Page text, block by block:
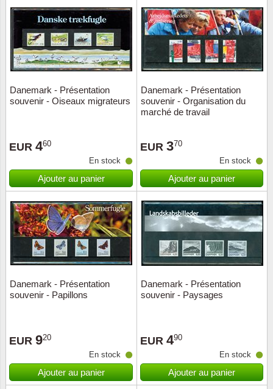
Danemark - Présentation
souvenir - Oiseaux migrateurs
EUR 460
En stock
Ajouter au panier
Danemark - Présentation
souvenir - Organisation du
marché de travail
EUR 370
En stock
Ajouter au panier
Danemark - Présentation
souvenir - Papillons
EUR 920
En stock
Ajouter au panier
Danemark - Présentation
souvenir - Paysages
EUR 490
En stock
Ajouter au panier